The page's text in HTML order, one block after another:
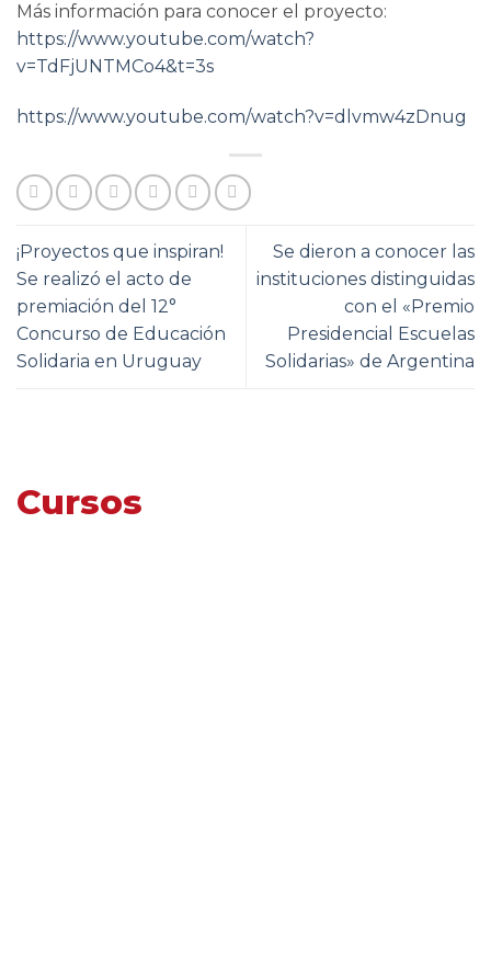
Más información para conocer el proyecto:
https://www.youtube.com/watch?
v=TdFjUNTMCo4&t=3s
https://www.youtube.com/watch?v=dlvmw4zDnug
¡Proyectos que inspiran!
Se realizó el acto de
premiación del 12°
Concurso de Educación
Solidaria en Uruguay
Se dieron a conocer las
instituciones distinguidas
con el «Premio
Presidencial Escuelas
Solidarias» de Argentina
Cursos